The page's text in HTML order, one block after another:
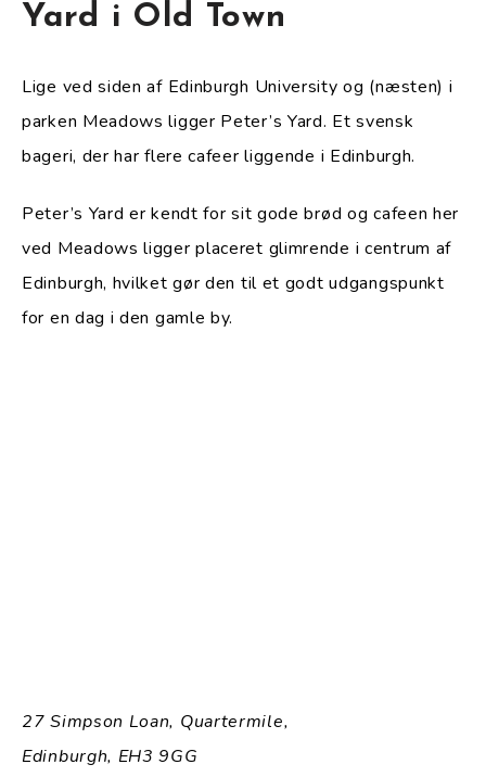
Yard i Old Town
Lige ved siden af Edinburgh University og (næsten) i
parken Meadows ligger Peter’s Yard. Et svensk
bageri, der har flere cafeer liggende i Edinburgh.
Peter’s Yard er kendt for sit gode brød og cafeen her
ved Meadows ligger placeret glimrende i centrum af
Edinburgh, hvilket gør den til et godt udgangspunkt
for en dag i den gamle by.
27 Simpson Loan, Quartermile,
Edinburgh, EH3 9GG